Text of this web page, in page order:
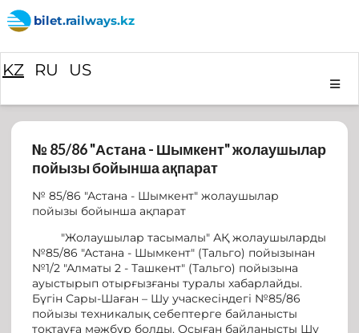
bilet.railways.kz
KZ RU US
№ 85/86 "Астана - Шымкент" жолаушылар
пойызы бойынша ақпарат
№ 85/86 "Астана - Шымкент" жолаушылар
пойызы бойынша ақпарат
"Жолаушылар тасымалы" АҚ жолаушыларды
№85/86 "Астана - Шымкент" (Тальго) пойызынан
№1/2 "Алматы 2 - Ташкент" (Тальго) пойызына
ауыстырып отырғызғаны туралы хабарлайды.
Бүгін Сары-Шаған – Шу учаскесіндегі №85/86
пойызы техникалық себептерге байланысты
тоқтауға мәжбүр болды. Осыған байланысты Шу